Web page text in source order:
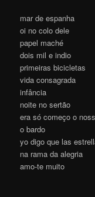
mar de espanha
oi no colo dele
papel maché
dois mil e indio
primeiras bicicletas
vida consagrada
infância
noite no sertão
era só começo o
o bardo
yo digo que las
na rama da alegria
amo-te muito